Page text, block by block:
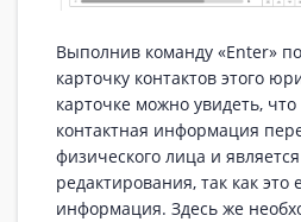
Выполнив команду «Enter»
карточку контактов этого
карточке можно увидеть,
контактная информация
физического лица и
редактирования, так как это
информация. Здесь же